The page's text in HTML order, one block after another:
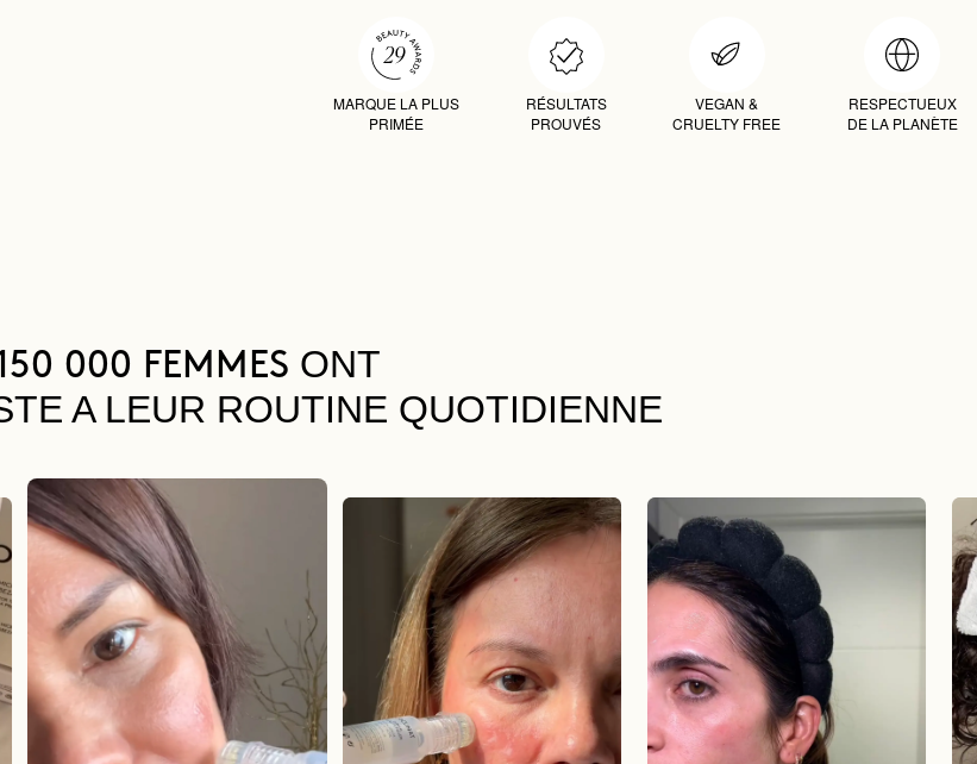
MARQUE LA PLUS
PRIMÉE
RÉSULTATS
PROUVÉS
VEGAN &
CRUELTY FREE
RESPECTUEUX
DE LA PLANÈTE
000 FEMMES ONT
A LEUR ROUTINE QUOTIDIENNE